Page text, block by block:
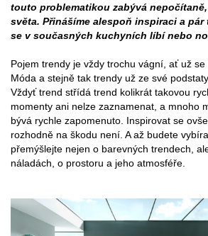
touto problematikou zabývá
světa. Přinášíme alespoň inspiraci a pár
se v současných kuchyních líbí nebo
Pojem trendy je vždy trochu vágní, ať už se
Móda a stejně tak trendy už ze své
Vždyť trend střídá trend kolikrát takovou
momenty ani nelze zaznamenat, a mnoho
bývá rychle zapomenuto. Inspirovat se
rozhodně na škodu není. A až budete
přemýšlejte nejen o barevných trendech,
náladách, o prostoru a jeho atmosféře.